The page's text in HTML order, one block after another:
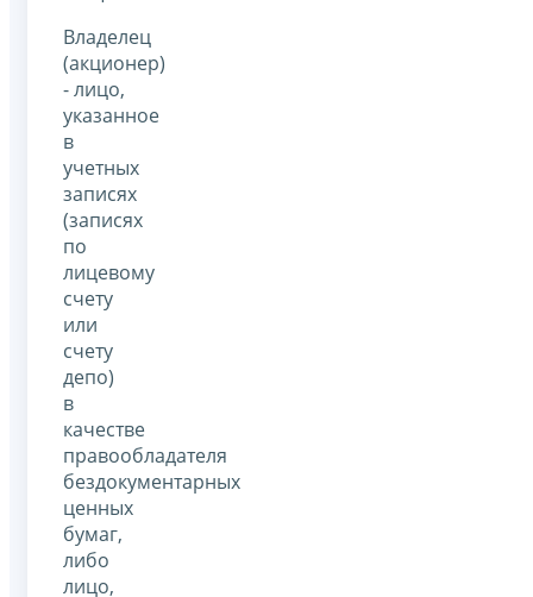
Владелец
(акционер)
- лицо,
указанное
в
учетных
записях
(записях
по
лицевому
счету
или
счету
депо)
в
качестве
правообладателя
бездокументарных
ценных
бумаг,
либо
лицо,